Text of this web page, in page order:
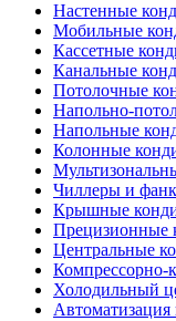
Настенные
Мобильные
Кассетные
Канальные
Потолочные
Напольно-
Напольные
Колонные
Чиллеры и
Крышные
Прецизионные
Центральные
Компрессорно-
Холодильный